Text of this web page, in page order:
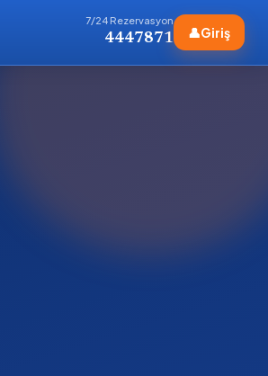
7/24 Rezervasyon
4447871 👤Giriş